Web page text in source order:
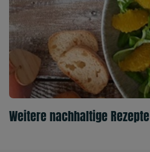
Weitere nachhaltige Rezepte